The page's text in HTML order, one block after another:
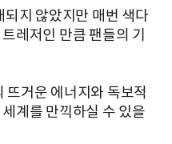
지 않았지만 매번 색다
레저인 만큼 팬들의 기
뜨거운 에너지와 독보적
계를 만끽하실 수 있을